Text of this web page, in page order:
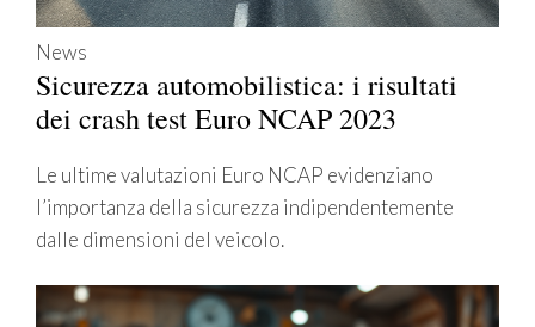
News
Sicurezza automobilistica: i risultati
dei crash test Euro NCAP 2023
Le ultime valutazioni Euro NCAP evidenziano
l’importanza della sicurezza indipendentemente
dalle dimensioni del veicolo.